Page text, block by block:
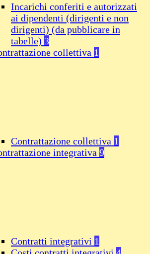
Incarichi conferiti e autorizzati
ai dipendenti (dirigenti e non
dirigenti) (da pubblicare in
tabelle) 3
collettiva 1
Contrattazione collettiva 1
integrativa 9
Contratti integrativi 1